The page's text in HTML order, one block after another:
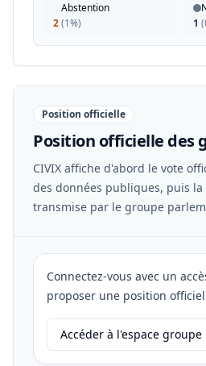
Abstention
2(1%)
1 (
Position officielle
Position officielle des
CIVIX affiche d'abord le vote
des données publiques, puis
transmise par le groupe
Connectez-vous avec un
proposer une position
Accéder à l'espace groupe